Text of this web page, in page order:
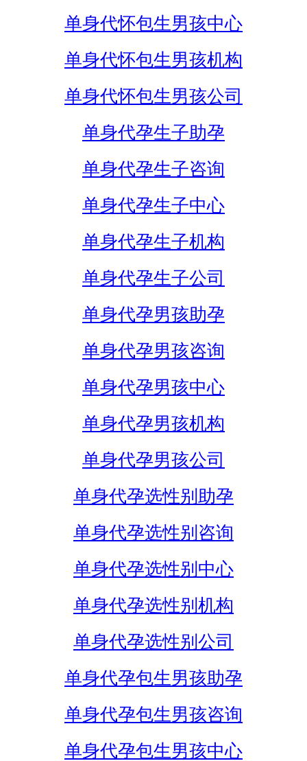
单身代怀包生男孩中心
单身代怀包生男孩机构
单身代怀包生男孩公司
单身代孕生子助孕
单身代孕生子咨询
单身代孕生子中心
单身代孕生子机构
单身代孕生子公司
单身代孕男孩助孕
单身代孕男孩咨询
单身代孕男孩中心
单身代孕男孩机构
单身代孕男孩公司
单身代孕选性别助孕
单身代孕选性别咨询
单身代孕选性别中心
单身代孕选性别机构
单身代孕选性别公司
单身代孕包生男孩助孕
单身代孕包生男孩咨询
单身代孕包生男孩中心